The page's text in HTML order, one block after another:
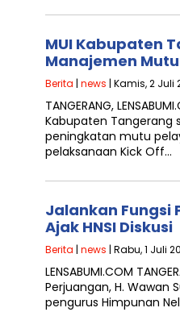
MUI Kabupaten
Manajemen Mutu
Berita | news | Kamis, 2 Juli
TANGERANG,
Kabupaten Tangerang
peningkatan mutu
pelaksanaan Kick Off…
Jalankan Fungsi
Ajak HNSI Diskusi
Berita | news | Rabu, 1 Juli
LENSABUMI.COM
Perjuangan, H. Wawan
pengurus Himpunan